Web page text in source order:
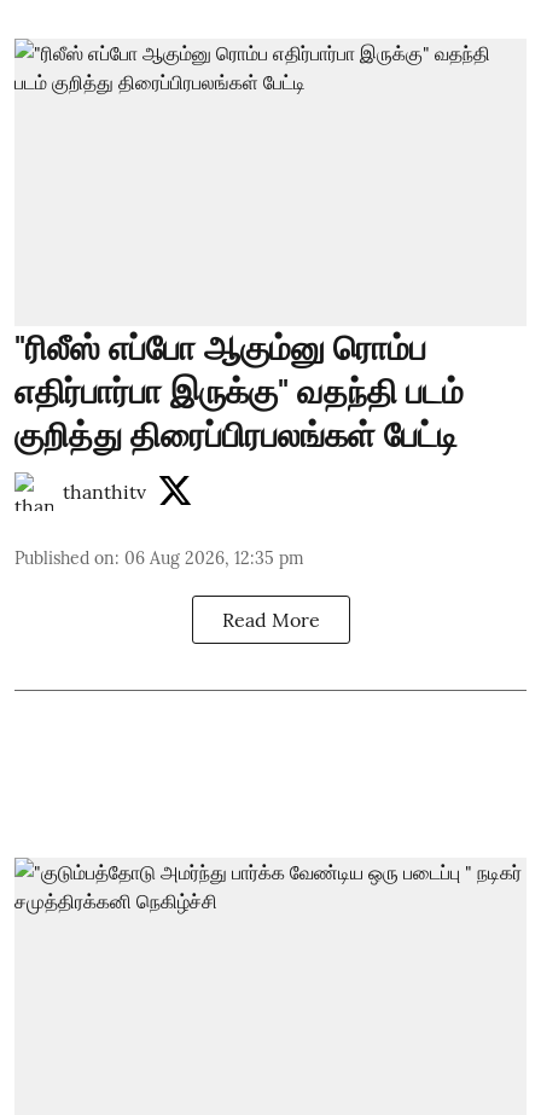
"ரிலீஸ் எப்போ ஆகும்னு ரொம்ப
எதிர்பார்பா இருக்கு" வதந்தி படம்
குறித்து திரைப்பிரபலங்கள் பேட்டி
thanthitv
Published on: 06 Aug 2026, 12:35 pm
Read More